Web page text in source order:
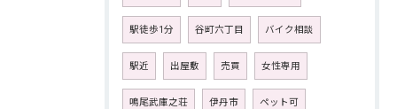
駅徒歩1分 谷町六丁目 バイク相談
駅近 出屋敷 売買 女性専用
鳴尾武庫之荘 伊丹市 ペット可